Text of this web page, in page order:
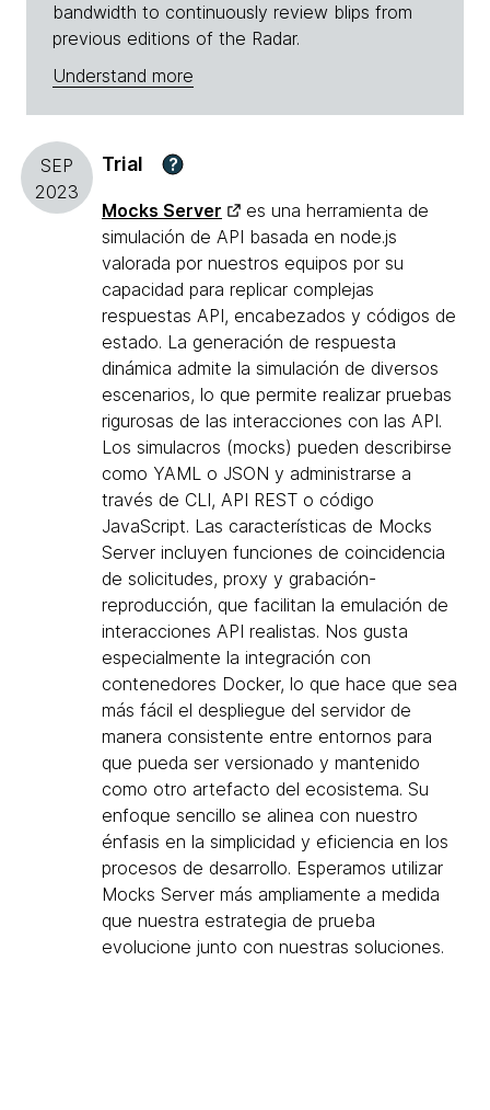
bandwidth to continuously review blips from
previous editions of the Radar.
Understand more
SEP
2023
Trial ?
Mocks Server
es una herramienta de
simulación de API basada en node.js
valorada por nuestros equipos por su
capacidad para replicar complejas
respuestas API, encabezados y códigos de
estado. La generación de respuesta
dinámica admite la simulación de diversos
escenarios, lo que permite realizar pruebas
rigurosas de las interacciones con las API.
Los simulacros (mocks) pueden describirse
como YAML o JSON y administrarse a
través de CLI, API REST o código
JavaScript. Las características de Mocks
Server incluyen funciones de coincidencia
de solicitudes, proxy y grabación-
reproducción, que facilitan la emulación de
interacciones API realistas. Nos gusta
especialmente la integración con
contenedores Docker, lo que hace que sea
más fácil el despliegue del servidor de
manera consistente entre entornos para
que pueda ser versionado y mantenido
como otro artefacto del ecosistema. Su
enfoque sencillo se alinea con nuestro
énfasis en la simplicidad y eficiencia en los
procesos de desarrollo. Esperamos utilizar
Mocks Server más ampliamente a medida
que nuestra estrategia de prueba
evolucione junto con nuestras soluciones.